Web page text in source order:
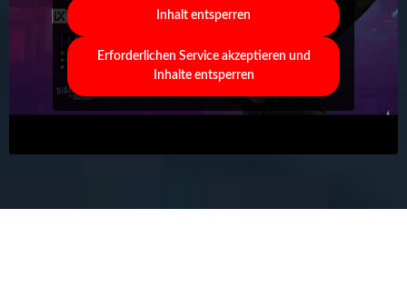
Inhalt entsperren
Erforderlichen Service akzeptieren und
Inhalte entsperren